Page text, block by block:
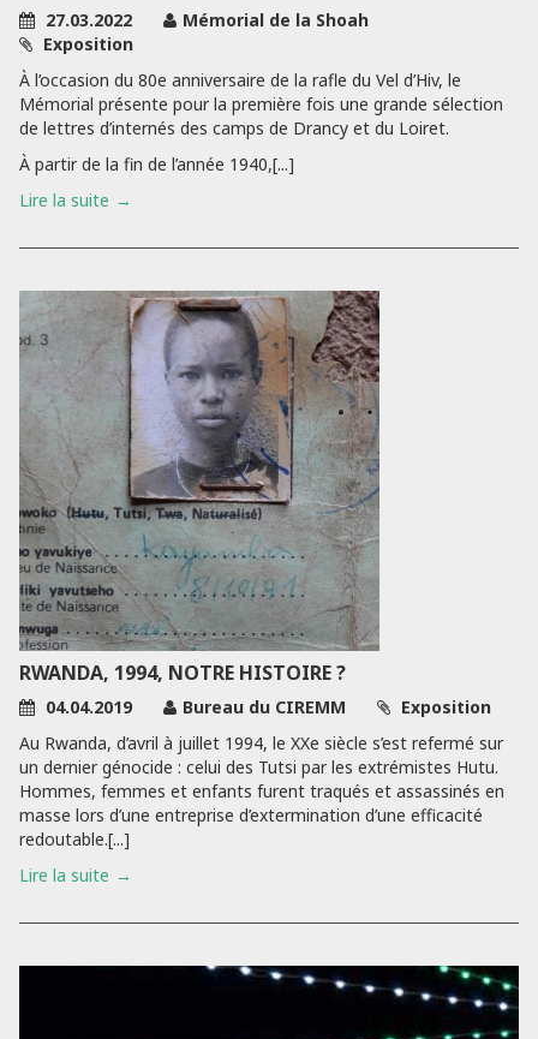
27.03.2022
Mémorial de la Shoah
Exposition
À l’occasion du 80e anniversaire de la rafle du Vel d’Hiv, le
Mémorial présente pour la première fois une grande sélection
de lettres d’internés des camps de Drancy et du Loiret.
À partir de la fin de l’année 1940,[...]
Lire la suite
RWANDA, 1994, NOTRE HISTOIRE ?
04.04.2019 Bureau du CIREMM
Exposition
Au Rwanda, d’avril à juillet 1994, le XXe siècle s’est refermé sur
un dernier génocide : celui des Tutsi par les extrémistes Hutu.
Hommes, femmes et enfants furent traqués et assassinés en
masse lors d’une entreprise d’extermination d’une efficacité
redoutable.[...]
Lire la suite